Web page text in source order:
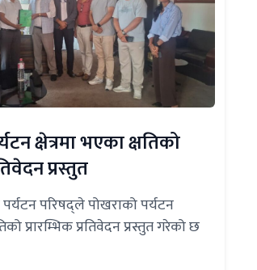
क्षेत्रमा भएका क्षतिको
प्रस्तुत
परिषद्ले पोखराको पर्यटन
प्रारम्भिक प्रतिवेदन प्रस्तुत गरेको छ